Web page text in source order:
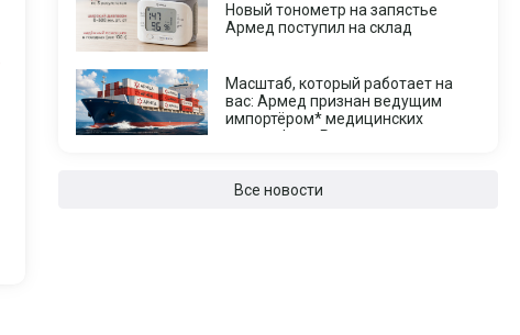
Новый тонометр на запястье
Армед поступил на склад
Масштаб, который работает на
вас: Армед признан ведущим
импортёром* медицинских
центрифуг в России
Все новости